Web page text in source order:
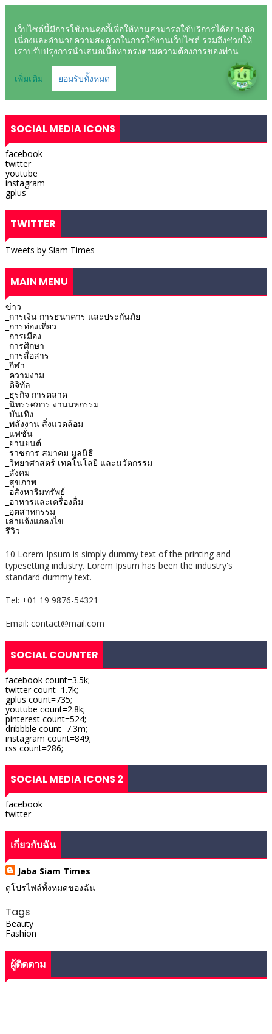
SOCIAL MEDIA ICONS
facebook
twitter
youtube
instagram
gplus
TWITTER
Tweets by Siam Times
MAIN MENU
ข่าว
_การเงิน การธนาคาร และประกันภัย
_การท่องเที่ยว
_การเมือง
_การศึกษา
_การสื่อสาร
_กีฬา
_ความงาม
_ดิจิทัล
_ธุรกิจ การตลาด
_นิทรรศการ งานมหกรรม
_บันเทิง
_พลังงาน สิ่งแวดล้อม
_แฟชั่น
_ยานยนต์
_ราชการ สมาคม มูลนิธิ
_วิทยาศาสตร์ เทคโนโลยี และนวัตกรรม
_สังคม
_สุขภาพ
_อสังหาริมทรัพย์
_อาหารและเครื่องดื่ม
_อุตสาหกรรม
เล่าแจ้งแถลงไข
รีวิว
10 Lorem Ipsum is simply dummy text of the printing and
typesetting industry. Lorem Ipsum has been the industry's
standard dummy text.
Tel: +01 19 9876-54321
Email: contact@mail.com
SOCIAL COUNTER
facebook count=3.5k;
twitter count=1.7k;
gplus count=735;
youtube count=2.8k;
pinterest count=524;
dribbble count=7.3m;
instagram count=849;
rss count=286;
SOCIAL MEDIA ICONS 2
facebook
twitter
เกี่ยวกับฉัน
Jaba Siam Times
ดูโปรไฟล์ทั้งหมดของฉัน
Tags
Beauty
Fashion
ผู้ติดตาม